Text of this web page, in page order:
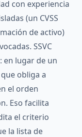
con experiencia
(un CVSS
de activo)
SSVC
en lugar de un
obliga a
el orden
Eso facilita
el criterio
la lista de